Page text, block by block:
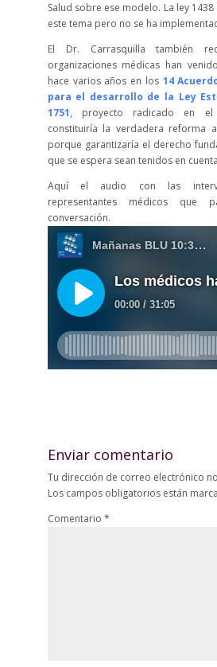
Salud sobre ese modelo. La ley
este tema pero no se ha
El Dr. Carrasquilla también
organizaciones médicas han
hace varios años en los 14
para el desarrollo de la Ley
1751, proyecto radicado en el
constituiría la verdadera reforma
porque garantizaría el derecho
que se espera sean tenidos en
Aquí el audio con las
representantes médicos que
conversación.
Enviar comentario
Tu dirección de correo electrónico
Los campos obligatorios están
Comentario *